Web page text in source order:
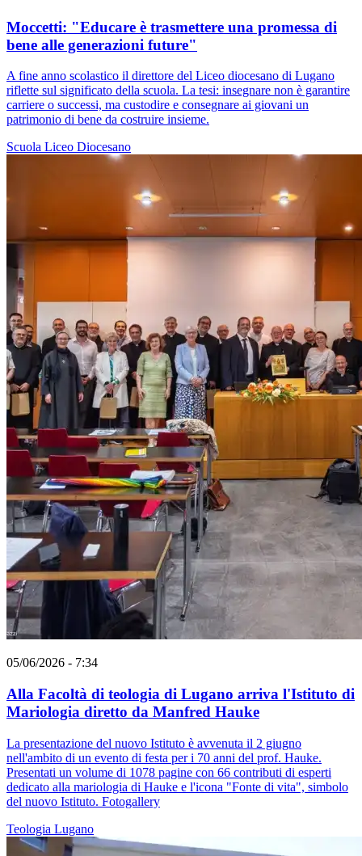
Moccetti: "Educare è trasmettere una promessa di
bene alle generazioni future"
A fine anno scolastico il direttore del Liceo diocesano di Lugano
riflette sul significato della scuola. La tesi: insegnare non è garantire
carriere o successi, ma custodire e consegnare ai giovani un
patrimonio di bene da costruire insieme.
Scuola Liceo Diocesano
05/06/2026 - 7:34
Alla Facoltà di teologia di Lugano arriva l'Istituto di
Mariologia diretto da Manfred Hauke
La presentazione del nuovo Istituto è avvenuta il 2 giugno
nell'ambito di un evento di festa per i 70 anni del prof. Hauke.
Presentati un volume di 1078 pagine con 66 contributi di esperti
dedicato alla mariologia di Hauke e l'icona "Fonte di vita", simbolo
del nuovo Istituto. Fotogallery
Teologia Lugano